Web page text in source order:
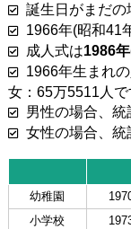
誕生日がまだの
1966年(昭和41
成人式は1986
1966年生まれ
女：65万5511人で
男性の場合、
女性の場合、統
幼稚園
小学校